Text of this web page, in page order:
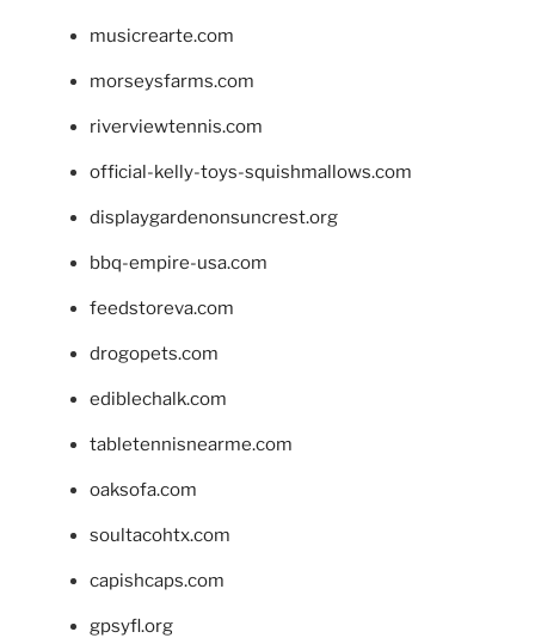
musicrearte.com
morseysfarms.com
riverviewtennis.com
official-kelly-toys-squishmallows.com
displaygardenonsuncrest.org
bbq-empire-usa.com
feedstoreva.com
drogopets.com
ediblechalk.com
tabletennisnearme.com
oaksofa.com
soultacohtx.com
capishcaps.com
gpsyfl.org